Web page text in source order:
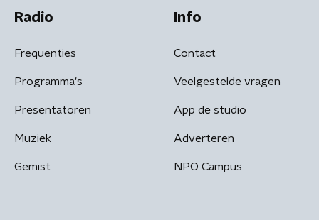
Radio
Frequenties
Programma's
Presentatoren
Muziek
Gemist
Info
Contact
Veelgestelde vragen
App de studio
Adverteren
NPO Campus